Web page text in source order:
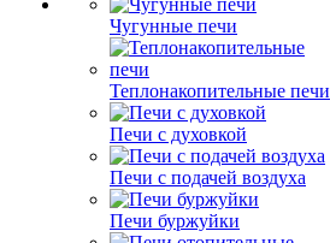
Чугунные печи
Теплонакопительные печи
Печи с духовкой
Печи с подачей воздуха
Печи буржуйки